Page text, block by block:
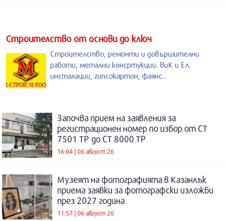
Строителство от основи до ключ
Строителство, ремонти и довършителни
работи, метални консртукции. ВиК и Ел.
инсталации, гипсокартон, фаянс..
Започва прием на заявления за
регистрационен номер по избор от СТ
7501 ТР до СТ 8000 ТР
16:04 | 06 август 26
Музеят на фотографията в Казанлък
приема заявки за фотографски изложби
през 2027 година
11:57 | 06 август 26